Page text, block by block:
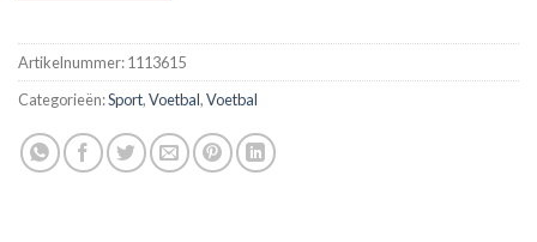
Artikelnummer:1113615
Categorieën:Sport,Voetbal,Voetbal